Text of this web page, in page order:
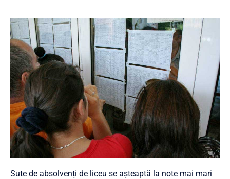
Sute de absolvenți de liceu se așteaptă la note mai mari